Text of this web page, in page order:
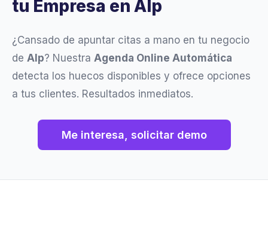
tu Empresa en Alp
¿Cansado de apuntar citas a mano en tu negocio
de Alp? Nuestra Agenda Online Automática
detecta los huecos disponibles y ofrece opciones
a tus clientes. Resultados inmediatos.
Me interesa, solicitar demo